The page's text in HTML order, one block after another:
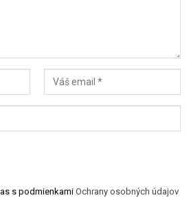
s podmienkami Ochrany osobných údajov